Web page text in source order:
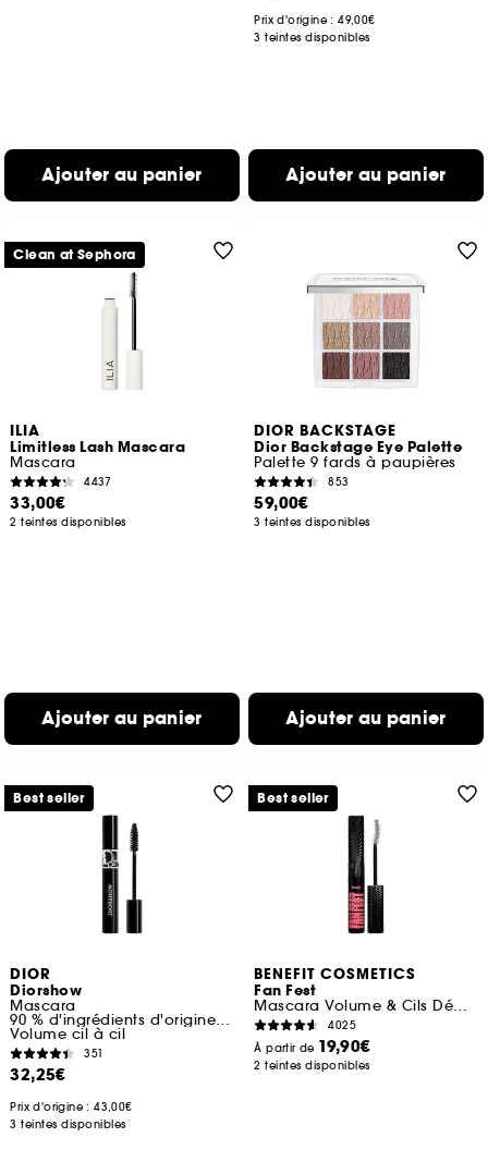
Ajouter au panier
Prix d'origine : 49,00€
3 teintes disponibles
Ajouter au panier
ILIA
Limitless Lash Mascara
Mascara
4437
33,00€
2 teintes disponibles
Ajouter au panier
Clean at Sephora
DIOR BACKSTAGE
Dior Backstage Eye Palette
Palette 9 fards à paupières
853
59,00€
3 teintes disponibles
Ajouter au panier
DIOR
Diorshow
Mascara
90 % d'ingrédients d'origine naturelle
Volume cil à cil
351
32,25€
Prix d'origine : 43,00€
3 teintes disponibles
Best seller
BENEFIT COSMETICS
Fan Fest
Mascara Volume & Cils Démultipliés
4025
À partir de 19,90€
2 teintes disponibles
Best seller